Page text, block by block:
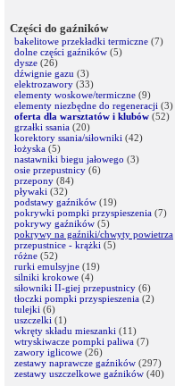
Części do gaźników
bakelitowe przekładki termiczne (7)
dolne części gaźników (5)
dysze (26)
dźwignie gazu (3)
elektrozawory (33)
elementy woskowe/termiczne (9)
elementy niezbędne do regeneracji (3)
oferta dla warsztatów i klubów (52)
grzałki ssania (20)
korektory ssania/siłowniki (42)
łożyska (5)
nastawniki biegu jałowego (3)
osie przepustnicy (6)
przepony (84)
pływaki (32)
podstawy gaźników (19)
pokrywki pompki przyspieszenia (7)
pokrywy gaźników (5)
pokrywy na gaźniki/chwyty powietrza
przepustnice - krążki (5)
różne (52)
rurki emulsyjne (19)
silniki krokowe (4)
siłowniki II-giej przepustnicy (6)
tłoczki pompki przyspieszenia (2)
tulejki (6)
uszczelki (1)
wkręty składu mieszanki (11)
wtryskiwacze pompki paliwa (7)
zawory iglicowe (26)
zestawy naprawcze gaźników (297)
zestawy uszczelkowe gaźników (40)